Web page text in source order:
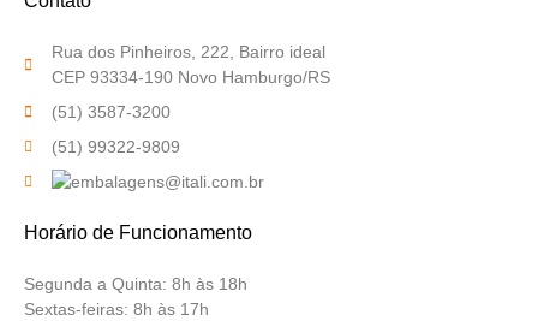
Rua dos Pinheiros, 222, Bairro ideal
CEP 93334-190 Novo Hamburgo/RS
(51) 3587-3200
(51) 99322-9809
Horário de Funcionamento
Segunda a Quinta: 8h às 18h
Sextas-feiras: 8h às 17h